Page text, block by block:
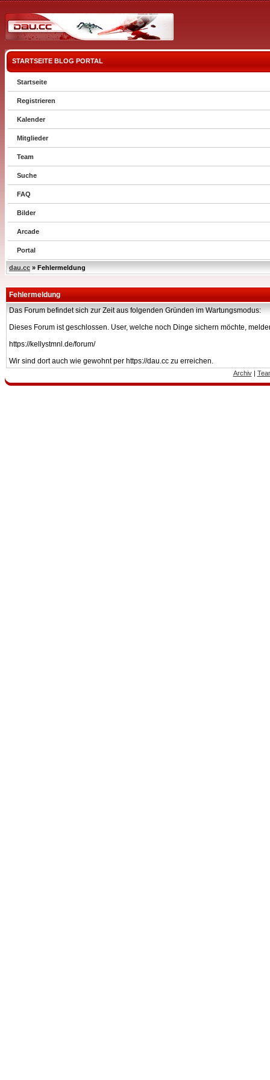
STARTSEITE BLOG PORTAL
Startseite
Registrieren
Kalender
Mitglieder
Team
Suche
FAQ
Bilder
Arcade
Portal
dau.cc » Fehlermeldung
Fehlermeldung
Das Forum befindet sich zur Zeit aus folgenden Gründen im Wartungsmodus:
Dieses Forum ist geschlossen. User, welche noch Dinge sichern möchte,
https://kellystmnl.de/forum/
Wir sind dort auch wie gewohnt per https://dau.cc zu erreichen.
Archiv|